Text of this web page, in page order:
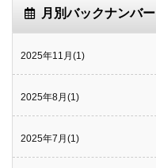
月別バックナンバー
2025年11月(1)
2025年8月(1)
2025年7月(1)